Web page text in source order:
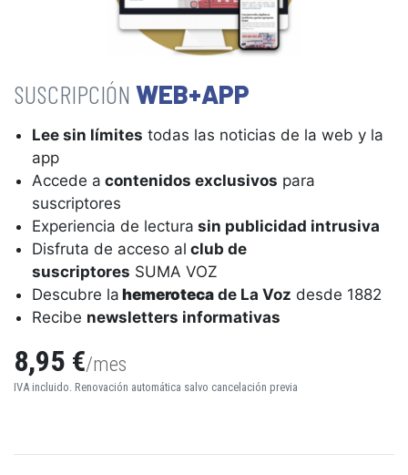
WEB+APP
Lee sin límites todas las noticias de la web y la
app
Accede a contenidos exclusivos para
suscriptores
Experiencia de lectura sin publicidad intrusiva
Disfruta de acceso al club de
suscriptores SUMA VOZ
Descubre la hemeroteca de La Voz desde 1882
Recibe newsletters informativas
8,95 €/mes
IVA incluido. Renovación automática salvo cancelación previa